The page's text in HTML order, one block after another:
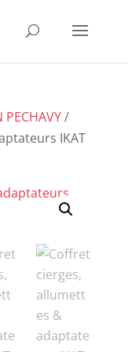
PECHAVY/
IKAT